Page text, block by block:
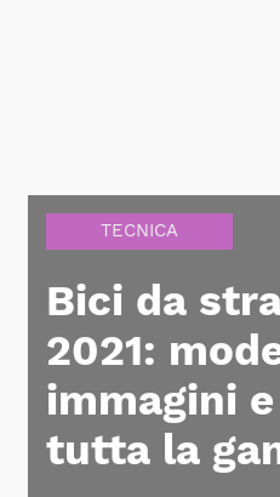
TECNICA
Bici da
2021:
immagini
tutta la